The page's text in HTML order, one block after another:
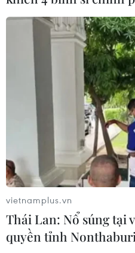
vietnamplus.vn
Thái Lan: Nổ súng tại
quyền tỉnh Nonthaburi